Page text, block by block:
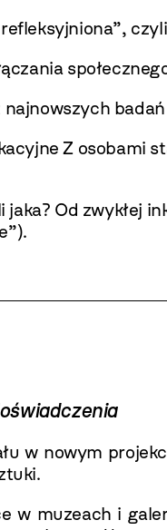
Z osobami
Od zwykłej
w nowym
w muzeach i